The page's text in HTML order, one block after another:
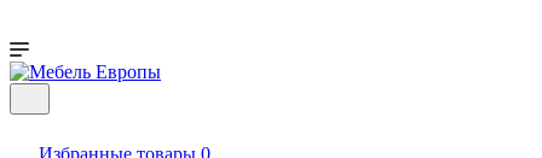
Избранные товары 0